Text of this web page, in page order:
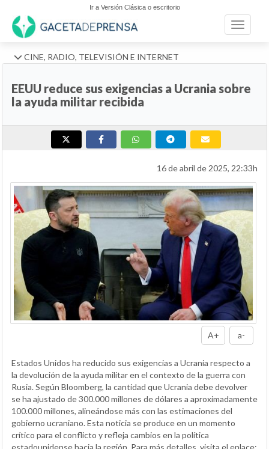
Ir a Versión Clásica o escritorio
Toggle
CINE, RADIO, TELEVISIÓN E INTERNET
EEUU reduce sus exigencias a Ucrania sobre
la ayuda militar recibida
16 de abril de 2025, 22:33h
A+ a-
Estados Unidos ha reducido sus exigencias a Ucrania respecto a
la devolución de la ayuda militar en el contexto de la guerra con
Rusia. Según Bloomberg, la cantidad que Ucrania debe devolver
se ha ajustado de 300.000 millones de dólares a aproximadamente
100.000 millones, alineándose más con las estimaciones del
gobierno ucraniano. Esta noticia se produce en un momento
crítico para el conflicto y refleja cambios en la política
estadounidense hacia la región. Para más detalles, visita el enlace: